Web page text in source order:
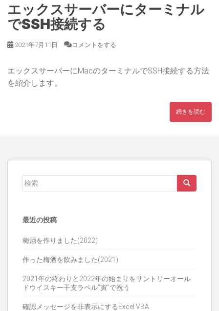
エックスサーバーにターミナル
でSSH接続する
2021年7月11日 コメントをする
エックスサーバーにMacのターミナルでSSH接続する方法
を紹介します。
続きを読む
検
最近の投稿
梅酒を作りました(2022)
作った梅酒を飲みました(2021)
2021年の終わりと2022年の始まりをサントリーオール
ドウイスキー干支ラベル”寅”で祝う
確認メッセージを非表示にするExcel VBA